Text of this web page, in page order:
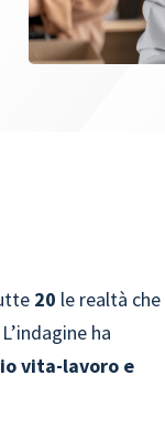
20 le realtà che
ha
vita-lavoro e